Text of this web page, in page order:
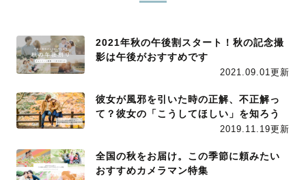
2021年秋の午後割スタート！秋の記念撮
影は午後がおすすめです
2021.09.01更新
彼女が風邪を引いた時の正解、不正解っ
て？彼女の「こうしてほしい」を知ろう
2019.11.19更新
全国の秋をお届け。この季節に頼みたい
おすすめカメラマン特集